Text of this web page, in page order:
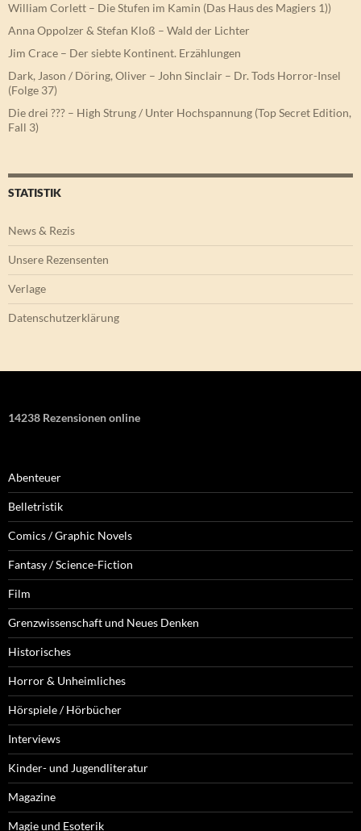
William Corlett – Die Stufen im Kamin (Das Haus des Magiers 1))
Anna Oppolzer & Stefan Kloß – Wald der Lichter
Jim Crace – Der siebte Kontinent. Erzählungen
Dark, Jason / Döring, Oliver – John Sinclair – Dr. Tods Horror-Insel
(Folge 37)
Die drei ??? – High Strung / Unter Hochspannung (Top Secret Edition,
Fall 3)
STATISTIK
News & Rezis
Unsere Rezensenten
Verlage
Datenschutzerklärung
14238 Rezensionen online
Abenteuer
Belletristik
Comics / Graphic Novels
Fantasy / Science-Fiction
Film
Grenzwissenschaft und Neues Denken
Historisches
Horror & Unheimliches
Hörspiele / Hörbücher
Interviews
Kinder- und Jugendliteratur
Magazine
Magie und Esoterik